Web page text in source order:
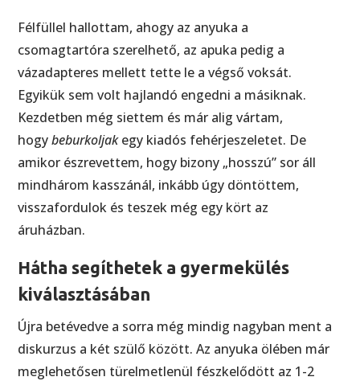
Félfüllel hallottam, ahogy az anyuka a
csomagtartóra szerelhető, az apuka pedig a
vázadapteres mellett tette le a végső voksát.
Egyikük sem volt hajlandó engedni a másiknak.
Kezdetben még siettem és már alig vártam,
hogybeburkoljakegy kiadós fehérjeszeletet. De
amikor észrevettem, hogy bizony „hosszú” sor áll
mindhárom kasszánál, inkább úgy döntöttem,
visszafordulok és teszek még egy kört az
áruházban.
Hátha segíthetek a gyermekülés
kiválasztásában
Újra betévedve a sorra még mindig nagyban ment a
diskurzus a két szülő között. Az anyuka ölében már
meglehetősen türelmetlenül fészkelődött az 1-2